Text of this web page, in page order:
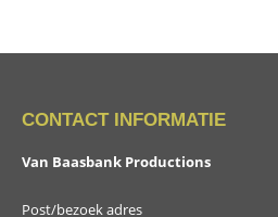
CONTACT INFORMATIE
Van Baasbank Productions
Post/bezoek adres